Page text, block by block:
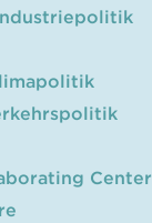
Center